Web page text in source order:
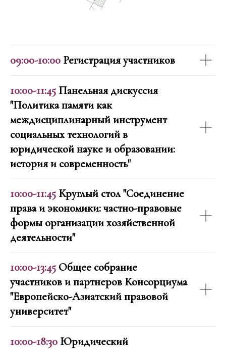
04 июня 2026
09:00-10:00 Регистрация участников
10:00-11:45 Панельная дискуссия
"Политика памяти как
междисциплинарный инструмент
социальных технологий в
юридической науке и образовании:
история и современность"
10:00-11:45 Круглый стол "Соединение
права и экономики: частно-правовые
формы организации хозяйственной
деятельности"
10:00-13:45 Общее собрание
участников и партнеров Консорциума
"Европейско-Азиатский правовой
университет"
10:00-18:30 Юридический